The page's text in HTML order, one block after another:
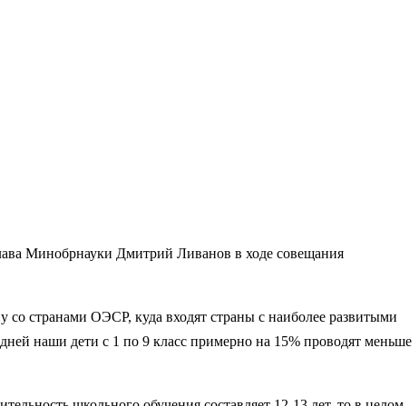
Минобрнауки Дмитрий Ливанов в ходе совещания
странами ОЭСР, куда входят страны с наиболее развитыми
наши дети с 1 по 9 класс примерно на 15% проводят меньше